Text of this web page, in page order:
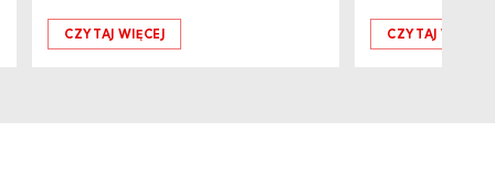
CZYTAJ WIĘCEJ CZYTAJ WIĘCEJ